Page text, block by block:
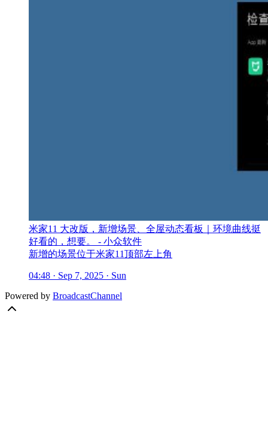
米家11 大改版，新增场景、全屋动态看板｜环境曲线挺
好看的，想要。 - 小众软件
新增的场景位于米家11顶部左上角
04:48 · Sep 7, 2025 · Sun
Powered by BroadcastChannel